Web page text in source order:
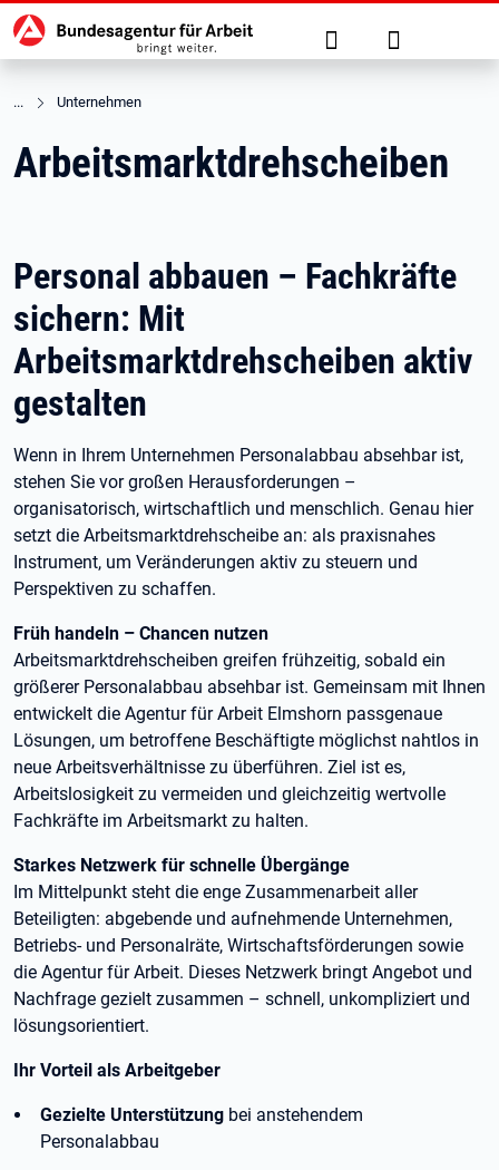
zu den Hauptinhalten springen
Hauptnavigation Suche Anmelden
Unternehmen
Arbeitsmarktdrehscheiben
Personal abbauen – Fachkräfte
sichern: Mit
Arbeitsmarktdrehscheiben aktiv
gestalten
Wenn in Ihrem Unternehmen Personalabbau absehbar ist,
stehen Sie vor großen Herausforderungen –
organisatorisch, wirtschaftlich und menschlich. Genau hier
setzt die Arbeitsmarktdrehscheibe an: als praxisnahes
Instrument, um Veränderungen aktiv zu steuern und
Perspektiven zu schaffen.
Früh handeln – Chancen nutzen
Arbeitsmarktdrehscheiben greifen frühzeitig, sobald ein
größerer Personalabbau absehbar ist. Gemeinsam mit Ihnen
entwickelt die Agentur für Arbeit Elmshorn passgenaue
Lösungen, um betroffene Beschäftigte möglichst nahtlos in
neue Arbeitsverhältnisse zu überführen. Ziel ist es,
Arbeitslosigkeit zu vermeiden und gleichzeitig wertvolle
Fachkräfte im Arbeitsmarkt zu halten.
Starkes Netzwerk für schnelle Übergänge
Im Mittelpunkt steht die enge Zusammenarbeit aller
Beteiligten: abgebende und aufnehmende Unternehmen,
Betriebs- und Personalräte, Wirtschaftsförderungen sowie
die Agentur für Arbeit. Dieses Netzwerk bringt Angebot und
Nachfrage gezielt zusammen – schnell, unkompliziert und
lösungsorientiert.
Ihr Vorteil als Arbeitgeber
Gezielte Unterstützung bei anstehendem
Personalabbau